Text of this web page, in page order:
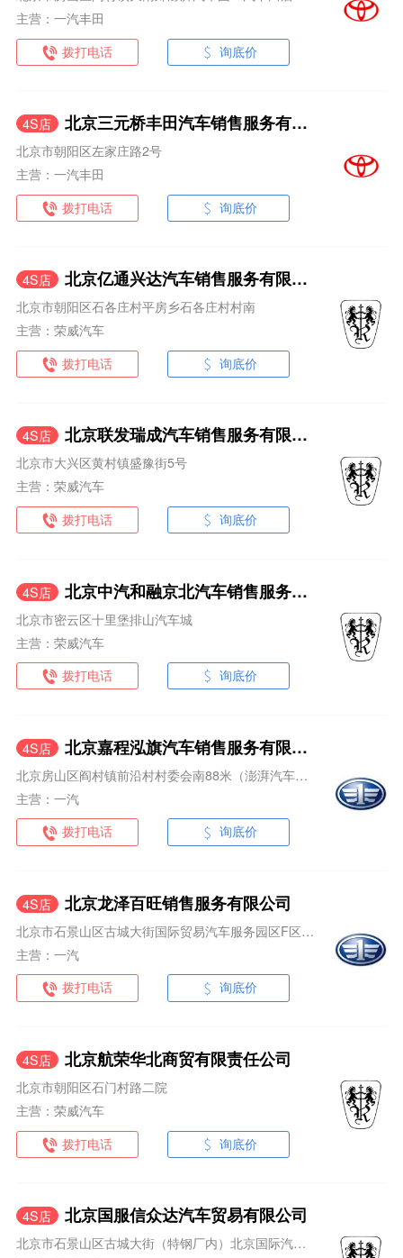
主营：一汽丰田
拨打电话
询底价
4S店 北京三元桥丰田汽车销售服务有限公司
北京市朝阳区左家庄路2号
主营：一汽丰田
拨打电话
询底价
4S店 北京亿通兴达汽车销售服务有限公司
北京市朝阳区石各庄村平房乡石各庄村村南
主营：荣威汽车
拨打电话
询底价
4S店 北京联发瑞成汽车销售服务有限公司
北京市大兴区黄村镇盛豫街5号
主营：荣威汽车
拨打电话
询底价
4S店 北京中汽和融京北汽车销售服务有限公司
北京市密云区十里堡排山汽车城
主营：荣威汽车
拨打电话
询底价
4S店 北京嘉程泓旗汽车销售服务有限公司
北京房山区阎村镇前沿村村委会南88米（澎湃汽车城内）
主营：一汽
拨打电话
询底价
4S店 北京龙泽百旺销售服务有限公司
北京市石景山区古城大街国际贸易汽车服务园区F区15号
主营：一汽
拨打电话
询底价
4S店 北京航荣华北商贸有限责任公司
北京市朝阳区石门村路二院
主营：荣威汽车
拨打电话
询底价
4S店 北京国服信众达汽车贸易有限公司
北京市石景山区古城大街（特钢厂内）北京国际汽车贸易服务园区F区2号